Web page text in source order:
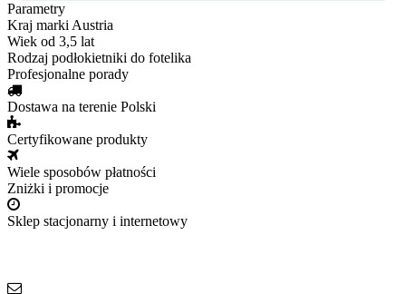
Parametry
Kraj marki Austria
Wiek od 3,5 lat
Rodzaj podłokietniki do fotelika
Profesjonalne porady
Dostawa na terenie Polski
Certyfikowane produkty
Wiele sposobów płatności
Zniżki i promocje
Sklep stacjonarny i internetowy